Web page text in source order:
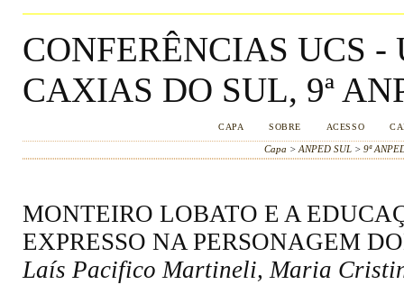
CONFERÊNCIAS UCS
CAXIAS DO SUL, 9ª
CAPA SOBRE ACESSO
Capa > ANPED SUL > 9ª
MONTEIRO LOBATO E A
EXPRESSO NA PERSONAGEM
Laís Pacifico Martineli, Maria